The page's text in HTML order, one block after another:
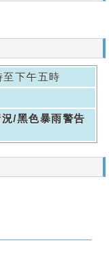
至下午五時
/黑色暴雨警告